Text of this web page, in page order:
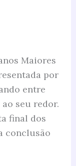
Maiores
por
entre
seu redor.
final dos
conclusão